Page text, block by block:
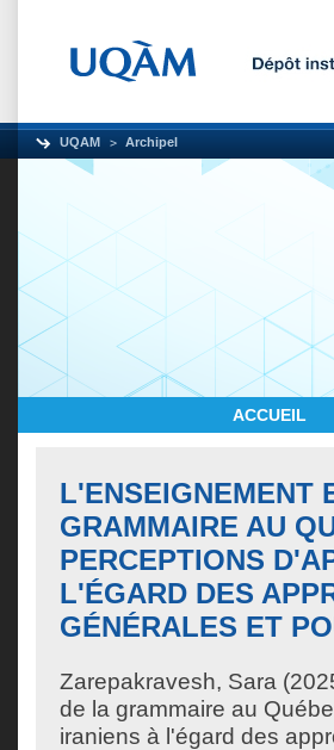
UQAM Archipel
ACCUEIL
L'ENSEIGNEMENT
GRAMMAIRE AU
PERCEPTIONS
L'ÉGARD DES
GÉNÉRALES ET
Zarepakravesh, Sara
de la grammaire au
iraniens à l'égard des